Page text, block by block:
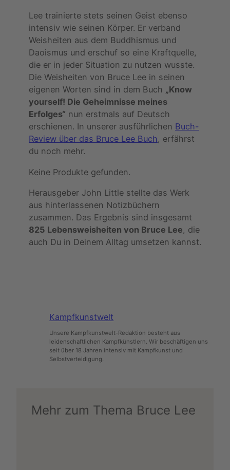
Lee trainierte stets seinen Geist ebenso
intensiv wie seinen Körper. Er verband
Weisheiten aus dem Buddhismus und
Daoismus und erschuf so eine Kraftquelle,
die er in jeder Situation zu nutzen wusste.
Die Weisheiten von Bruce Lee in seinen
eigenen Worten sind in dem Buch „Know
yourself! Die Geheimnisse meines
Erfolges“ nun erstmals auf Deutsch
erschienen. In unserer ausführlichen Buch-
Review über das Bruce Lee Buch, erfährst
du noch mehr.
Keine Produkte gefunden.
Herausgeber John Little stellte das Werk
aus hinterlassenen Notizbüchern
zusammen. Das Ergebnis sind insgesamt
825 Lebensweisheiten von Bruce Lee, die
auch Du in Deinem Alltag umsetzen kannst.
Kampfkunstwelt
Unsere Kampfkunstwelt-Redaktion besteht aus
leidenschaftlichen Kampfkünstlern. Wir beschäftigen uns
seit über 18 Jahren intensiv mit Kampfkunst und
Selbstverteidigung.
Mehr zum Thema Bruce Lee